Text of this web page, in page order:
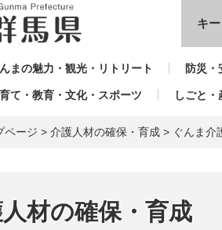
キ
まの魅力・観光・リトリート 防災・
て・教育・文化・スポーツ しごと
ページ > 介護人材の確保・育成 > ぐんま介
材の確保・育成